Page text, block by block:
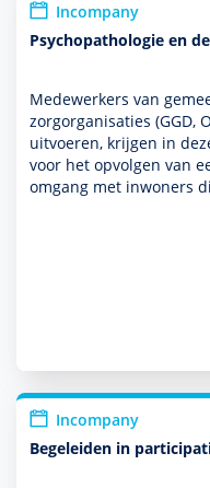
Incompany
Psychopathologie en
Medewerk­ers van
zorgorgani­saties (GGD,
uitvoeren, krijgen in
voor het opvolgen van
omgang met inwoners
Incompany
Begeleiden in